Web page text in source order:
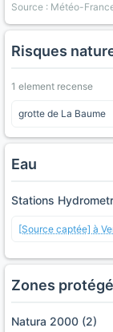
Source : Météo-
Risques
1 element recense
grotte de La Baume
Eau
Stations
[Source captée] à
Zones
Natura 2000 (2)